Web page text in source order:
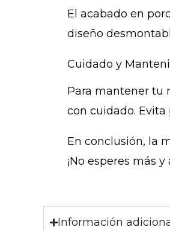
El acabado en
diseño
Cuidado y
Para mantener tu
con cuidado. Evita
En conclusión, la
¡No esperes más
Información